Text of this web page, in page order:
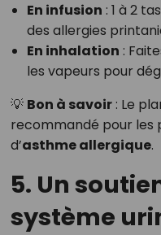
En infusion : 1 à 2
des allergies
En inhalation :
les vapeurs pour
💡 Bon à savoir: Le
recommandé pour les
d’asthme allergique.
5. Un
système